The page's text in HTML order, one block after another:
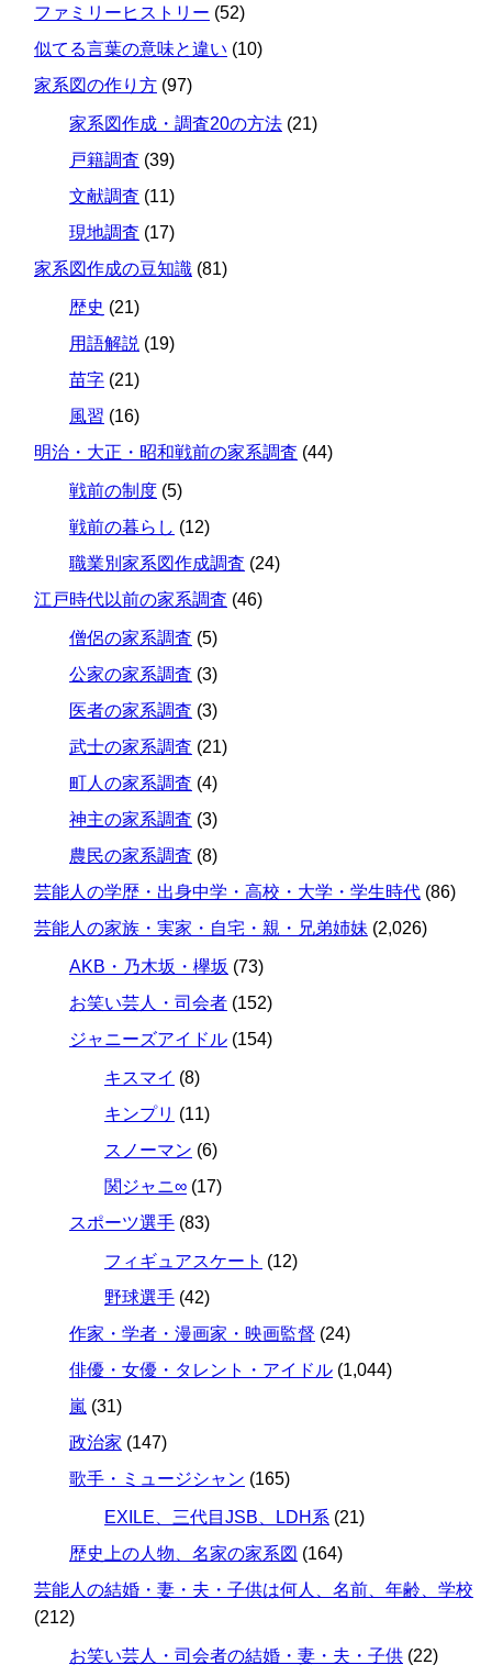
ファミリーヒストリー (52)
似てる言葉の意味と違い (10)
家系図の作り方 (97)
家系図作成・調査20の方法 (21)
戸籍調査 (39)
文献調査 (11)
現地調査 (17)
家系図作成の豆知識 (81)
歴史 (21)
用語解説 (19)
苗字 (21)
風習 (16)
明治・大正・昭和戦前の家系調査 (44)
戦前の制度 (5)
戦前の暮らし (12)
職業別家系図作成調査 (24)
江戸時代以前の家系調査 (46)
僧侶の家系調査 (5)
公家の家系調査 (3)
医者の家系調査 (3)
武士の家系調査 (21)
町人の家系調査 (4)
神主の家系調査 (3)
農民の家系調査 (8)
芸能人の学歴・出身中学・高校・大学・学生時代 (86)
芸能人の家族・実家・自宅・親・兄弟姉妹 (2,026)
AKB・乃木坂・欅坂 (73)
お笑い芸人・司会者 (152)
ジャニーズアイドル (154)
キスマイ (8)
キンプリ (11)
スノーマン (6)
関ジャニ∞ (17)
スポーツ選手 (83)
フィギュアスケート (12)
野球選手 (42)
作家・学者・漫画家・映画監督 (24)
俳優・女優・タレント・アイドル (1,044)
嵐 (31)
政治家 (147)
歌手・ミュージシャン (165)
EXILE、三代目JSB、LDH系 (21)
歴史上の人物、名家の家系図 (164)
芸能人の結婚・妻・夫・子供は何人、名前、年齢、学校
(212)
お笑い芸人・司会者の結婚・妻・夫・子供 (22)